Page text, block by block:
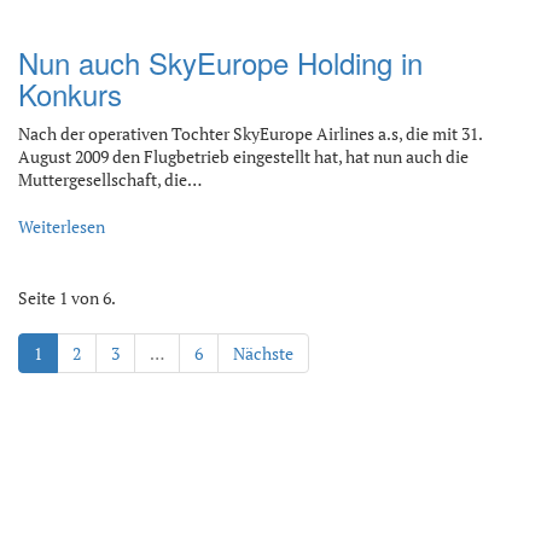
Nun auch SkyEurope Holding in
Konkurs
Nach der operativen Tochter SkyEurope Airlines a.s, die mit 31.
August 2009 den Flugbetrieb eingestellt hat, hat nun auch die
Muttergesellschaft, die…
Weiterlesen
Seite 1 von 6.
1 2 3 … 6 Nächste